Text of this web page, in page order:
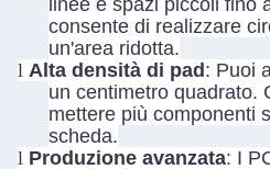
consente di realizzare
un'area ridotta.
l Alta densità di pad: Puoi
un centimetro quadrato.
mettere più componenti
scheda.
l Produzione avanzata: I